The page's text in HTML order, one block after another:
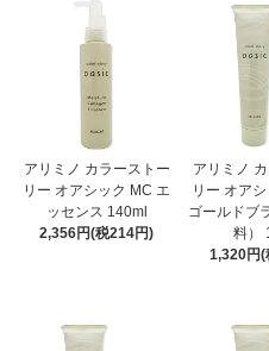
アリミノ カラーストー
リー オアシック MC エ
ッセンス 140ml
2,356円(税214円)
アリミノ
リー オア
ゴールドブ
料）
1,320円(